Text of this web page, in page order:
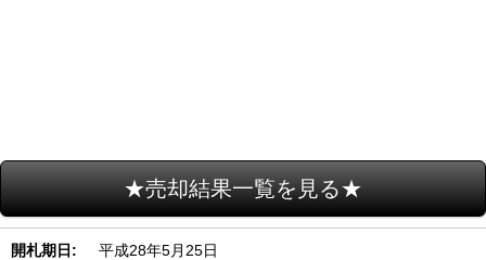
★売却結果一覧を見る★
開札期日 平成28年5月25日